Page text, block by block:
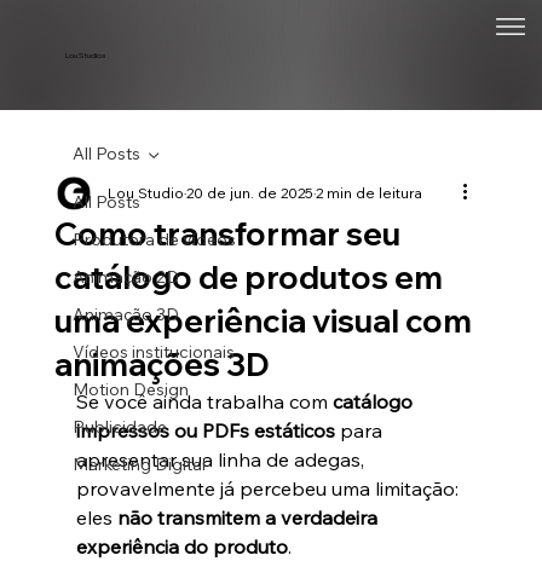
Lou Studios
All Posts
Produtora de vídeos
Animação 2D
Animação 3D
Vídeos institucionais
Motion Design
Publicidade
Marketing Digital
All Posts
Como transformar seu
catálogo de produtos em
uma experiência visual com
animações 3D
Lou Studio20 de jun. de 20252 min de leitura
Se você ainda trabalha com catálogo
impressos ou PDFs estáticos para
apresentar sua linha de adegas,
provavelmente já percebeu uma limitação:
eles não transmitem a verdadeira
experiência do produto.